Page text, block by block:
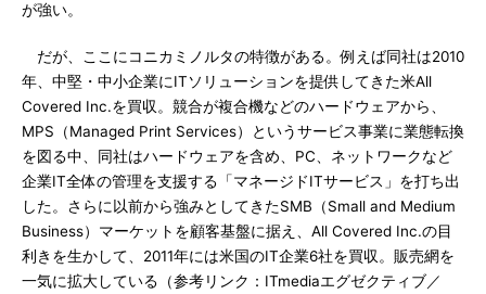
が強い。
だが、ここにコニカミノルタの特徴がある。例えば同社は2010
年、中堅・中小企業にITソリューションを提供してきた米All
Covered Inc.を買収。競合が複合機などのハードウェアから、
MPS（Managed Print Services）というサービス事業に業態転換
を図る中、同社はハードウェアを含め、PC、ネットワークなど
企業IT全体の管理を支援する「マネージドITサービス」を打ち出
した。さらに以前から強みとしてきたSMB（Small and Medium
Business）マーケットを顧客基盤に据え、All Covered Inc.の目
利きを生かして、2011年には米国のIT企業6社を買収。販売網を
一気に拡大している（参考リンク：ITmediaエグゼクティブ／